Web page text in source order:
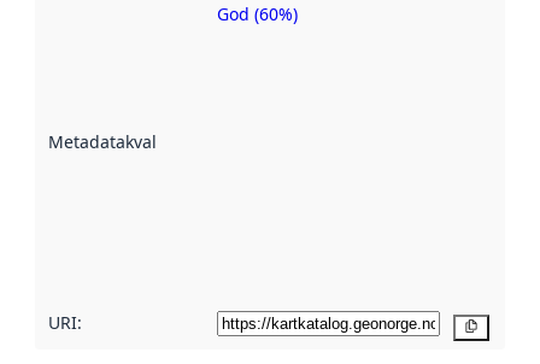
Metadatakvalitet
Metadatakvalitet
God (60%)
URI: